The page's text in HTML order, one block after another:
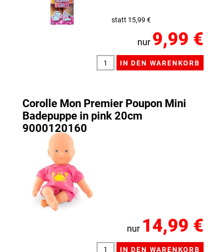
statt 15,99 €
nur 9,99 €
Corolle Mon Premier Poupon Mini
Badepuppe in pink 20cm
9000120160
nur 14,99 €